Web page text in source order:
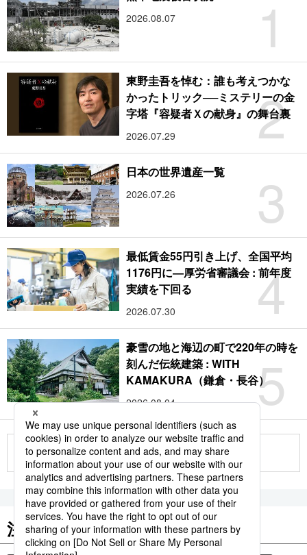
1
2026.08.07
2
東野圭吾を悼む：誰も考えつかな
かったトリック──ミステリーの金
字塔『容疑者Ｘの献身』の舞台裏
2026.07.29
3
日本の世界遺産一覧
2026.07.26
4
最低賃金55円引き上げ、全国平均
1176円に―厚労省審議会 : 前年度
実績を下回る
2026.07.30
5
豪雪の地と海辺の町で220年の時を
刻んだ伝統建築 : WITH
KAMAKURA（鎌倉・長谷）
2026.08.04
もっと見る
注目のキーワード